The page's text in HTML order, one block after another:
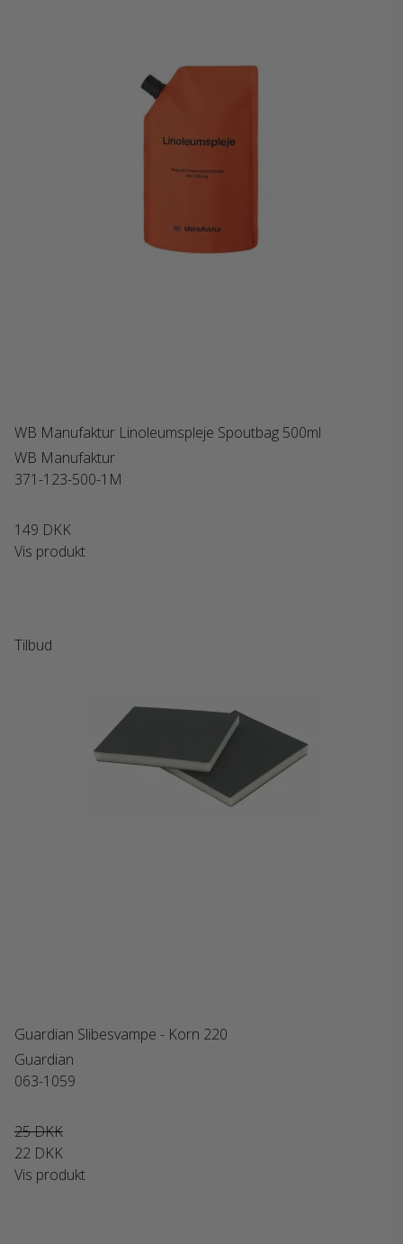
WB Manufaktur Linoleumspleje Spoutbag 500ml
WB Manufaktur
371-123-500-1M
149 DKK
Vis produkt
Tilbud
Guardian Slibesvampe - Korn 220
Guardian
063-1059
25 DKK
22 DKK
Vis produkt